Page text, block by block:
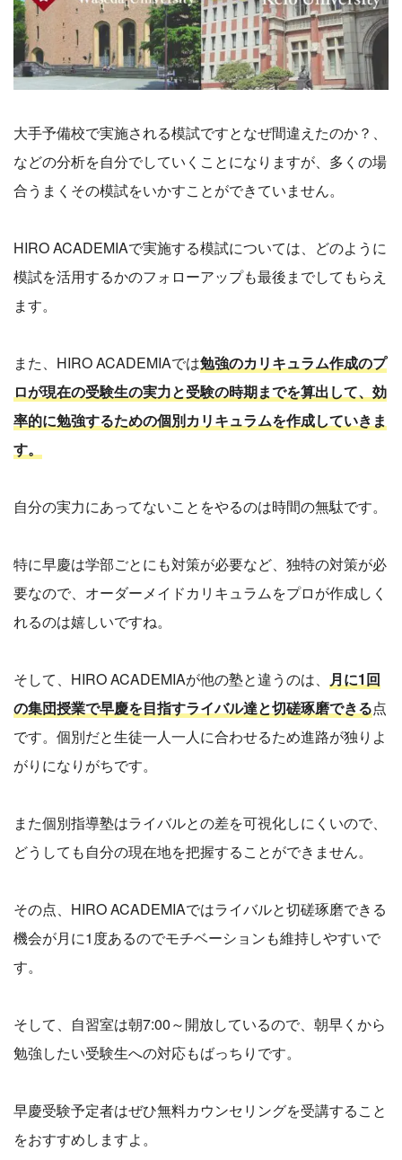
大手予備校で実施される模試ですとなぜ間違えたのか？、
などの分析を自分でしていくことになりますが、多くの場
合うまくその模試をいかすことができていません。
HIRO ACADEMIAで実施する模試については、どのように
模試を活用するかのフォローアップも最後までしてもらえ
ます。
また、HIRO ACADEMIAでは勉強のカリキュラム作成のプ
ロが現在の受験生の実力と受験の時期までを算出して、効
率的に勉強するための個別カリキュラムを作成していきま
す。
自分の実力にあってないことをやるのは時間の無駄です。
特に早慶は学部ごとにも対策が必要など、独特の対策が必
要なので、オーダーメイドカリキュラムをプロが作成しく
れるのは嬉しいですね。
そして、HIRO ACADEMIAが他の塾と違うのは、 月に1回
の集団授業で早慶を目指すライバル達と切磋琢磨できる点
です。個別だと生徒一人一人に合わせるため進路が独りよ
がりになりがちです。
また個別指導塾はライバルとの差を可視化しにくいので、
どうしても自分の現在地を把握することができません。
その点、HIRO ACADEMIAではライバルと切磋琢磨できる
機会が月に1度あるのでモチベーションも維持しやすいで
す。
そして、自習室は朝7:00～開放しているので、朝早くから
勉強したい受験生への対応もばっちりです。
早慶受験予定者はぜひ無料カウンセリングを受講すること
をおすすめしますよ。